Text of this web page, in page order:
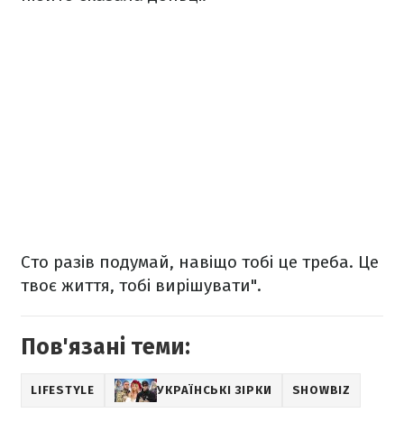
Сто разів подумай, навіщо тобі це треба. Це
твоє життя, тобі вирішувати".
Пов'язані теми:
LIFESTYLE УКРАЇНСЬКІ ЗІРКИ SHOWBIZ